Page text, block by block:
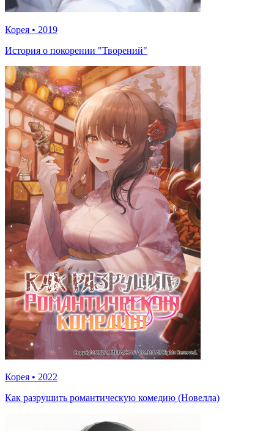
Корея • 2019
История о покорении "Творений"
Корея • 2022
Как разрушить романтическую комедию (Новелла)